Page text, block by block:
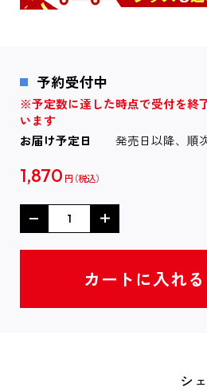
予約受付中
※予定数に達した時点で受付を終
います
お届け予定日
発売日以降、順
1,870 円
シ